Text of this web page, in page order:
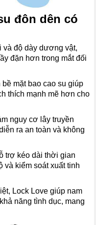
đôn dên có
và độ dày dương vật,
đặn hơn trong mắt đối
bề mặt bao cao su giúp
thích mạnh mẽ hơn cho
nguy cơ lây truyền
ra an toàn và không
trợ kéo dài thời gian
và kiểm soát xuất tinh
Lock Love giúp nam
năng tình dục, mang